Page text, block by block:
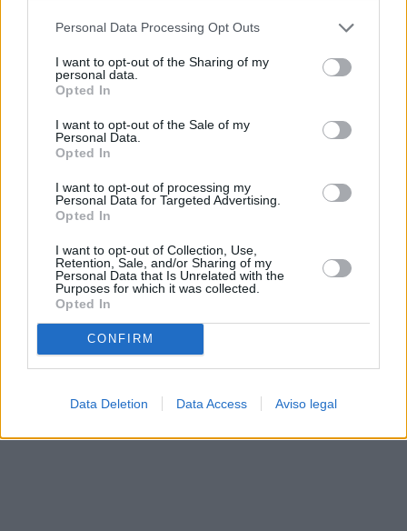
negar su consentimiento. Tenga en cuenta que algún
de su consentimiento, pero usted tiene el derecho de
rechazar tal procesamiento. Sus preferencias se aplicarán
cualquier momento entrando de nuevo en este sitio web o
visitando nuestra política de privacidad.
Personal Data Processing Opt Outs
I want to opt-out of the Sharing of my
personal data.
Opted In
I want to opt-out of the Sale of my
Personal Data.
Opted In
I want to opt-out of processing my
Personal Data for Targeted Advertising.
Opted In
I want to opt-out of Collection, Use,
Retention, Sale, and/or Sharing of my
Personal Data that Is Unrelated with the
Purposes for which it was collected.
Opted In
CONFIRM
Data Deletion Data Access Aviso legal